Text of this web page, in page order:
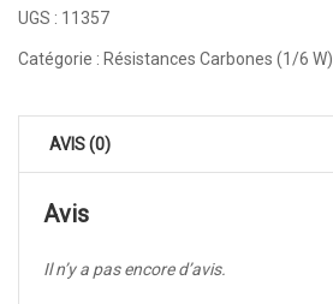
UGS : 11357
Catégorie : Résistances Carbones (1/6 W)
AVIS (0)
Avis
Il n’y a pas encore d’avis.